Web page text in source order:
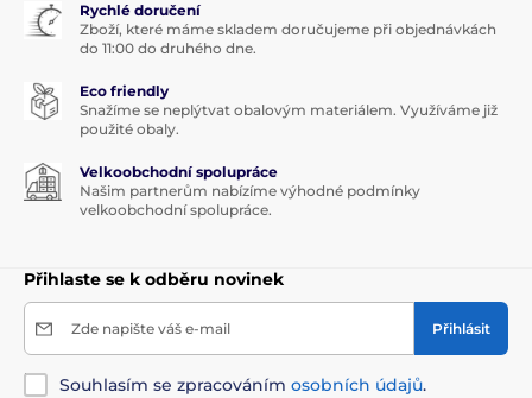
Rychlé doručení
Zboží, které máme skladem doručujeme při objednávkách
do 11:00 do druhého dne.
Eco friendly
Snažíme se neplýtvat obalovým materiálem. Využíváme již
použité obaly.
Velkoobchodní spolupráce
Našim partnerům nabízíme výhodné podmínky
velkoobchodní spolupráce.
Přihlaste se k odběru novinek
Zde napište váš e-mail Přihlásit
Souhlasím se zpracováním osobních údajů.